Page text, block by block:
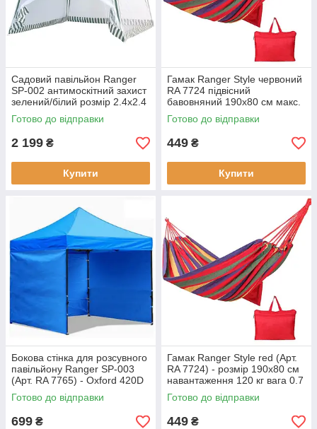
Садовий павільйон Ranger
SP-002 антимоскітний захист
зелений/білий розмір 2.4х2.4
м легкий монтаж 7 кг новий
стан
Готово до відправки
2 199 ₴
Купити
Гамак Ranger Style червоний
RA 7724 підвісний
бавовняний 190х80 см макс.
навантаження 120 кг легкий
для походів 700 г
Готово до відправки
449 ₴
Купити
Бокова стінка для розсувного
павільйону Ranger SP-003
(Арт. RA 7765) - Oxford 420D
3х3 м синя
Готово до відправки
699 ₴
Гамак Ranger Style red (Арт.
RA 7724) - розмір 190x80 см
навантаження 120 кг вага 0.7
кг
Готово до відправки
449 ₴